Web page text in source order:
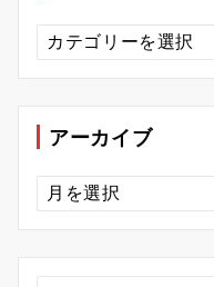
カ
テ
ゴ
ー
アーカイブ
ア
ー
カ
ブ